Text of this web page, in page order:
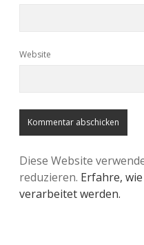
Website
Diese Website
reduzieren. Erfahre,
verarbeitet werden.